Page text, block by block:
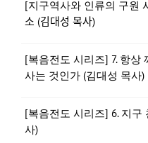
[지구역사와 인류의 구원 시리즈
소 (김대성 목사)
[복음전도 시리즈] 7. 항상
사는 것인가 (김대성 목사)
[복음전도 시리즈] 6. 지구
사)